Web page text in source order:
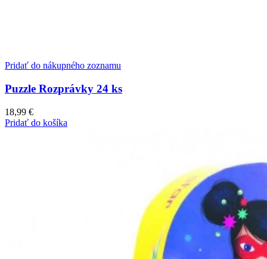
Pridať do nákupného zoznamu
Puzzle Rozprávky 24 ks
18,99 €
Pridať do košíka